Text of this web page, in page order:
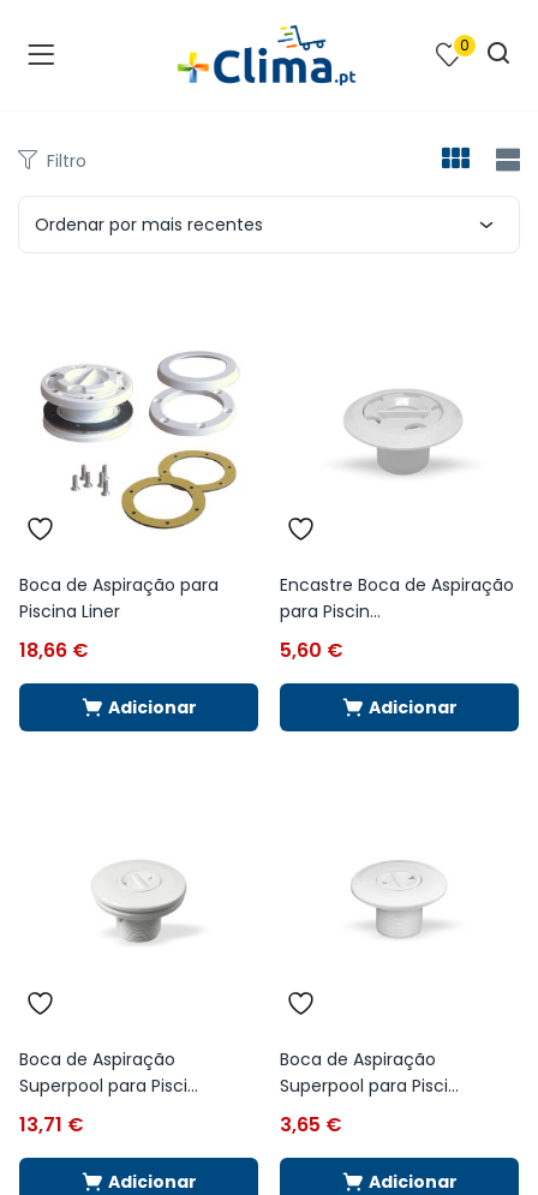
e Barbecues )
renováveis )
0
Filtro
Ordenar por mais recentes
Boca de Aspiração para
Piscina Liner
18,66 €
Adicionar
Encastre Boca de Aspiração
para Piscin...
5,60 €
Adicionar
Boca de Aspiração
Superpool para Pisci...
13,71 €
Adicionar
Boca de Aspiração
Superpool para Pisci...
3,65 €
Adicionar